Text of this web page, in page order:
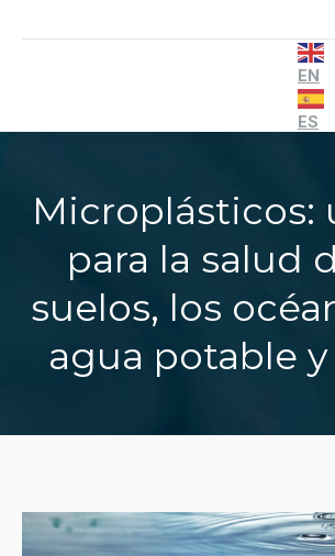
EN
ES
Microplásticos:
para la salud
suelos, los
agua potable